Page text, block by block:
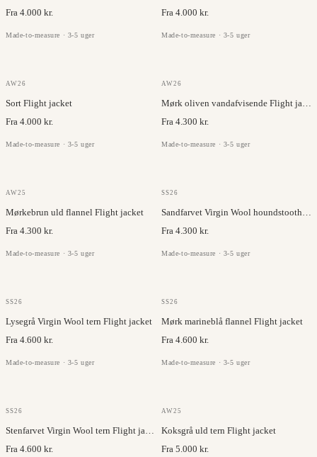
Fra 4.000 kr.
Made-to-measure · 3-5 uger
Fra 4.000 kr.
Made-to-measure · 3-5 uger
GAZABA
AW26
Sort Flight jacket
Fra 4.000 kr.
Made-to-measure · 3-5 uger
OLMETEX
AW26
Mørk oliven vandafvisende Flight jacket
Fra 4.300 kr.
Made-to-measure · 3-5 uger
VITALE BARBERIS
AW25
Mørkebrun uld flannel Flight jacket
Fra 4.300 kr.
Made-to-measure · 3-5 uger
SS26
Sandfarvet Virgin Wool houndstooth Flight jacket
Fra 4.300 kr.
Made-to-measure · 3-5 uger
SS26
Lysegrå Virgin Wool tern Flight jacket
Fra 4.600 kr.
Made-to-measure · 3-5 uger
SS26
Mørk marineblå flannel Flight jacket
Fra 4.600 kr.
Made-to-measure · 3-5 uger
SS26
Stenfarvet Virgin Wool tern Flight jacket
Fra 4.600 kr.
DRAGO
AW25
Koksgrå uld tern Flight jacket
Fra 5.000 kr.